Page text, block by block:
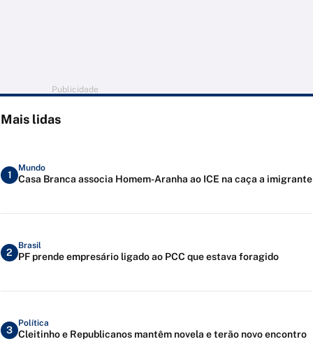
Publicidade
Mais lidas
1
Mundo
Casa Branca associa Homem-Aranha ao ICE na caça a imigrante
2
Brasil
PF prende empresário ligado ao PCC que estava foragido
3
Política
Cleitinho e Republicanos mantêm novela e terão novo encontro